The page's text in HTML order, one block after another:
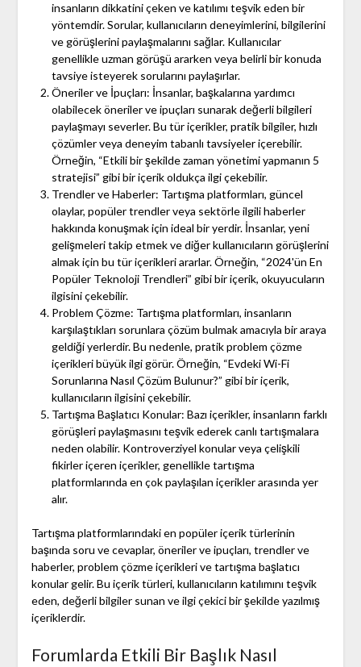
insanların dikkatini çeken ve katılımı teşvik eden bir
yöntemdir. Sorular, kullanıcıların deneyimlerini, bilgilerini
ve görüşlerini paylaşmalarını sağlar. Kullanıcılar
genellikle uzman görüşü ararken veya belirli bir konuda
tavsiye isteyerek sorularını paylaşırlar.
Öneriler ve İpuçları: İnsanlar, başkalarına yardımcı
olabilecek öneriler ve ipuçları sunarak değerli bilgileri
paylaşmayı severler. Bu tür içerikler, pratik bilgiler, hızlı
çözümler veya deneyim tabanlı tavsiyeler içerebilir.
Örneğin, “Etkili bir şekilde zaman yönetimi yapmanın 5
stratejisi” gibi bir içerik oldukça ilgi çekebilir.
Trendler ve Haberler: Tartışma platformları, güncel
olaylar, popüler trendler veya sektörle ilgili haberler
hakkında konuşmak için ideal bir yerdir. İnsanlar, yeni
gelişmeleri takip etmek ve diğer kullanıcıların görüşlerini
almak için bu tür içerikleri ararlar. Örneğin, “2024'ün En
Popüler Teknoloji Trendleri” gibi bir içerik, okuyucuların
ilgisini çekebilir.
Problem Çözme: Tartışma platformları, insanların
karşılaştıkları sorunlara çözüm bulmak amacıyla bir araya
geldiği yerlerdir. Bu nedenle, pratik problem çözme
içerikleri büyük ilgi görür. Örneğin, “Evdeki Wi-Fi
Sorunlarına Nasıl Çözüm Bulunur?” gibi bir içerik,
kullanıcıların ilgisini çekebilir.
Tartışma Başlatıcı Konular: Bazı içerikler, insanların farklı
görüşleri paylaşmasını teşvik ederek canlı tartışmalara
neden olabilir. Kontroverziyel konular veya çelişkili
fikirler içeren içerikler, genellikle tartışma
platformlarında en çok paylaşılan içerikler arasında yer
alır.
Tartışma platformlarındaki en popüler içerik türlerinin
başında soru ve cevaplar, öneriler ve ipuçları, trendler ve
haberler, problem çözme içerikleri ve tartışma başlatıcı
konular gelir. Bu içerik türleri, kullanıcıların katılımını teşvik
eden, değerli bilgiler sunan ve ilgi çekici bir şekilde yazılmış
içeriklerdir.
Forumlarda Etkili Bir Başlık Nasıl